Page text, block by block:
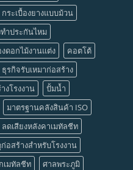
กระเบื้องยางแบบม้วน
ำประกันไหม
ดอกไม้งานแต่ง
คอตโต้
ธุรกิจรับเหมาก่อสร้าง
งโรงงาน
ปั้มน้ำ
มาตรฐานคลังสินค้า ISO
ลดเสียงหลังคาเมทัลชีท
อสร้างสำหรับโรงงาน
เมทัลชีท
ศาลพระภูมิ